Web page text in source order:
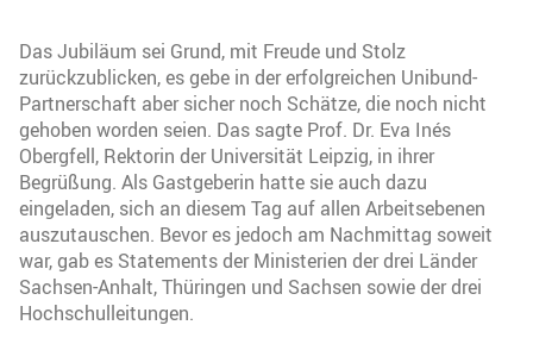
Das Jubiläum sei Grund, mit Freude und Stolz
zurückzublicken, es gebe in der erfolgreichen Unibund-
Partnerschaft aber sicher noch Schätze, die noch nicht
gehoben worden seien. Das sagte Prof. Dr. Eva Inés
Obergfell, Rektorin der Universität Leipzig, in ihrer
Begrüßung. Als Gastgeberin hatte sie auch dazu
eingeladen, sich an diesem Tag auf allen Arbeitsebenen
auszutauschen. Bevor es jedoch am Nachmittag soweit
war, gab es Statements der Ministerien der drei Länder
Sachsen-Anhalt, Thüringen und Sachsen sowie der drei
Hochschulleitungen.